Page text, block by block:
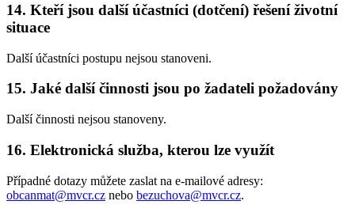
14. Kteří jsou další účastníci (dotčení) řešení životní
situace
Další účastníci postupu nejsou stanoveni.
15. Jaké další činnosti jsou po žadateli požadovány
Další činnosti nejsou stanoveny.
16. Elektronická služba, kterou lze využít
Případné dotazy můžete zaslat na e-mailové adresy:
obcanmat@mvcr.cz nebo bezuchova@mvcr.cz.